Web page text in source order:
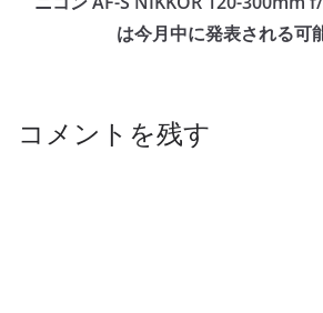
は今月中に発表される可
コメントを残す